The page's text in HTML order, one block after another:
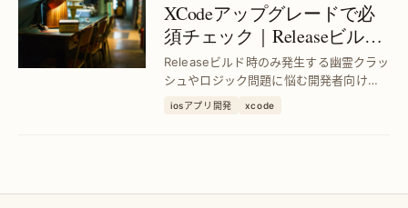
XCodeアップグレードで必
須チェック｜Releaseビルド
の幽霊クラッシュ対策とロ
ジック確認
Releaseビルド時のみ発生する幽霊クラッ
シュやロジック問題に悩む開発者向け
に、XCodeアップグレード時の効果的な
iosアプリ開発 xcode